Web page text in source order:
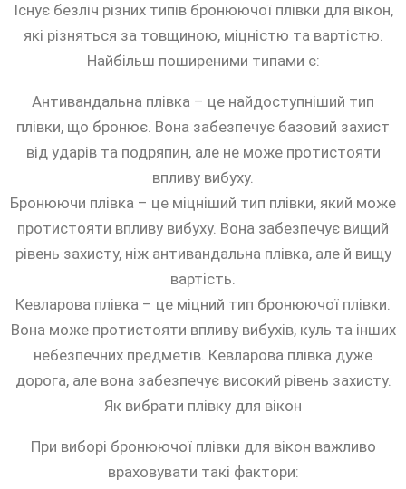
Існує безліч різних типів бронюючої плівки для вікон,
які різняться за товщиною, міцністю та вартістю.
Найбільш поширеними типами є:
Антивандальна плівка – це найдоступніший тип
плівки, що бронює. Вона забезпечує базовий захист
від ударів та подряпин, але не може протистояти
впливу вибуху.
Бронюючи плівка – це міцніший тип плівки, який може
протистояти впливу вибуху. Вона забезпечує вищий
рівень захисту, ніж антивандальна плівка, але й вищу
вартість.
Кевларова плівка – це міцний тип бронюючої плівки.
Вона може протистояти впливу вибухів, куль та інших
небезпечних предметів. Кевларова плівка дуже
дорога, але вона забезпечує високий рівень захисту.
Як вибрати плівку для вікон
При виборі бронюючої плівки для вікон важливо
враховувати такі фактори: